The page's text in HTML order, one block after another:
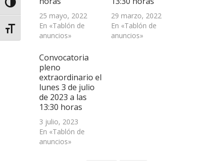
Alternar alto contraste
Alternar tamaño de letra
25 mayo, 2022
En «Tablón de
anuncios»
29 marzo, 2022
En «Tablón de
anuncios»
Convocatoria
pleno
extraordinario el
lunes 3 de julio
de 2023 a las
13:30 horas
3 julio, 2023
En «Tablón de
anuncios»